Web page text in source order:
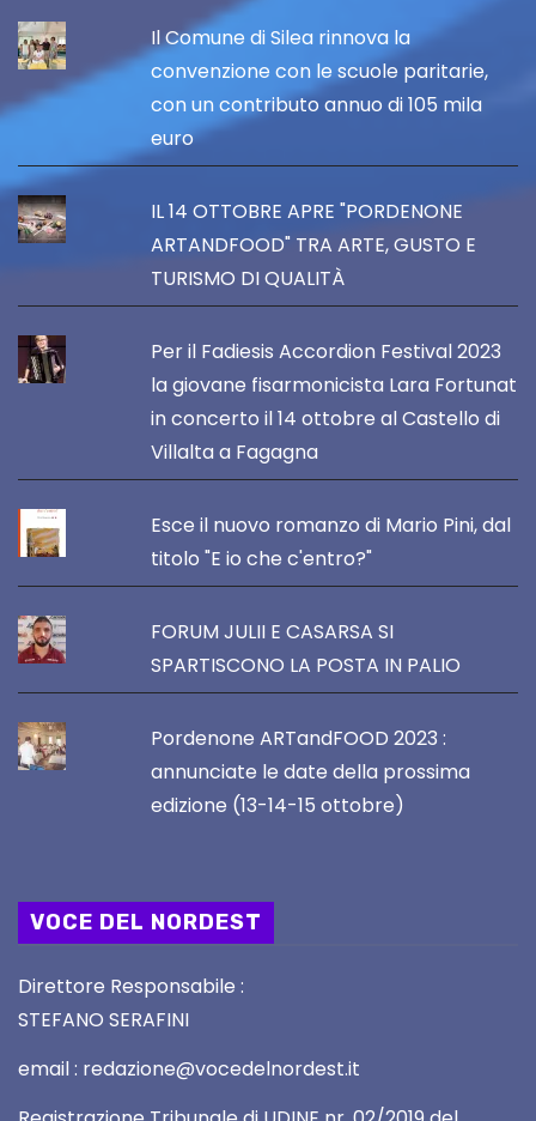
Il Comune di Silea rinnova la
convenzione con le scuole paritarie,
con un contributo annuo di 105 mila
euro
IL 14 OTTOBRE APRE "PORDENONE
ARTANDFOOD" TRA ARTE, GUSTO E
TURISMO DI QUALITÀ
Per il Fadiesis Accordion Festival 2023
la giovane fisarmonicista Lara Fortunat
in concerto il 14 ottobre al Castello di
Villalta a Fagagna
Esce il nuovo romanzo di Mario Pini, dal
titolo "E io che c'entro?"
FORUM JULII E CASARSA SI
SPARTISCONO LA POSTA IN PALIO
Pordenone ARTandFOOD 2023 :
annunciate le date della prossima
edizione (13-14-15 ottobre)
VOCE DEL NORDEST
Direttore Responsabile :
STEFANO SERAFINI
email : redazione@vocedelnordest.it